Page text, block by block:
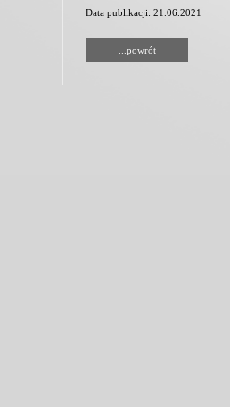
Data publikacji: 21.06.2021
...powrót